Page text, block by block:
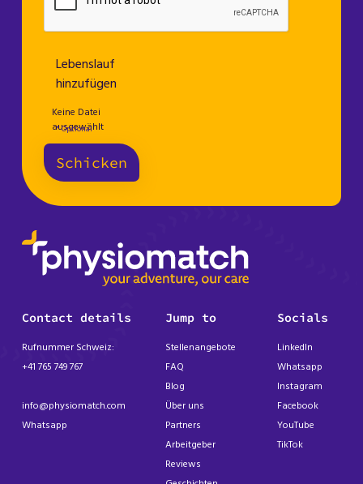
Lebenslauf
hinzufügen
Keine Datei
ausgewählt
Schicken
* Optional
Contact details
Rufnummer Schweiz:
+41 765 749 767
info@physiomatch.com
Whatsapp
Jump to
Stellenangebote
FAQ
Blog
Über uns
Partners
Arbeitgeber
Reviews
Socials
LinkedIn
Whatsapp
Instagram
Facebook
YouTube
TikTok